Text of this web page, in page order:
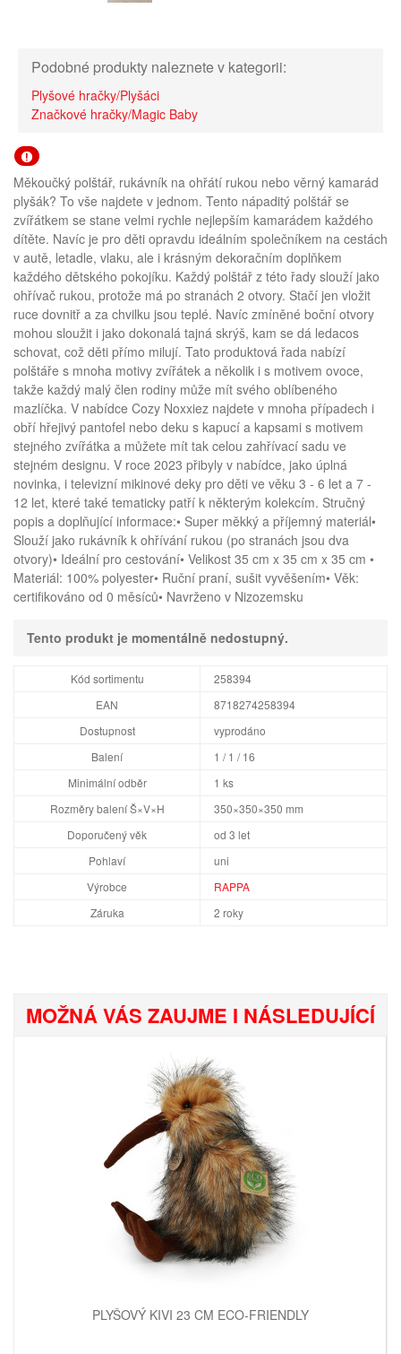
Podobné produkty naleznete v kategorii:
Plyšové hračky/Plyšáci
Značkové hračky/Magic Baby
Měkoučký polštář, rukávník na ohřátí rukou nebo věrný kamarád
plyšák? To vše najdete v jednom. Tento nápaditý polštář se
zvířátkem se stane velmi rychle nejlepším kamarádem každého
dítěte. Navíc je pro děti opravdu ideálním společníkem na cestách
v autě, letadle, vlaku, ale i krásným dekoračním doplňkem
každého dětského pokojíku. Každý polštář z této řady slouží jako
ohřívač rukou, protože má po stranách 2 otvory. Stačí jen vložit
ruce dovnitř a za chvilku jsou teplé. Navíc zmíněné boční otvory
mohou sloužit i jako dokonalá tajná skrýš, kam se dá ledacos
schovat, což děti přímo milují. Tato produktová řada nabízí
polštáře s mnoha motivy zvířátek a několik i s motivem ovoce,
takže každý malý člen rodiny může mít svého oblíbeného
mazlíčka. V nabídce Cozy Noxxiez najdete v mnoha případech i
obří hřejivý pantofel nebo deku s kapucí a kapsami s motivem
stejného zvířátka a můžete mít tak celou zahřívací sadu ve
stejném designu. V roce 2023 přibyly v nabídce, jako úplná
novinka, i televizní mikinové deky pro děti ve věku 3 - 6 let a 7 -
12 let, které také tematicky patří k některým kolekcím. Stručný
popis a doplňující informace:• Super měkký a příjemný materiál•
Slouží jako rukávník k ohřívání rukou (po stranách jsou dva
otvory)• Ideální pro cestování• Velikost 35 cm x 35 cm x 35 cm •
Materiál: 100% polyester• Ruční praní, sušit vyvěšením• Věk:
certifikováno od 0 měsíců• Navrženo v Nizozemsku
Tento produkt je momentálně nedostupný.
Kód sortimentu
258394
EAN
8718274258394
Dostupnost
vyprodáno
Balení
1 / 1 / 16
Minimální odběr
1 ks
Rozměry balení Š×V×H
350×350×350 mm
Doporučený věk
od 3 let
Pohlaví
uni
Výrobce
RAPPA
Záruka
2 roky
MOŽNÁ VÁS ZAUJME I NÁSLEDUJÍCÍ
PLYŠOVÝ KIVI 23 CM ECO-FRIENDLY